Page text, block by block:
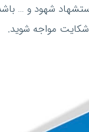
شهود و …
مواجه شوید.